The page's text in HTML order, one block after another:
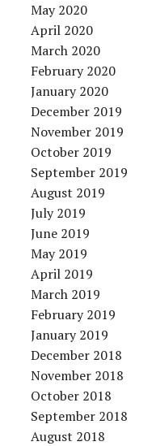
May 2020
April 2020
March 2020
February 2020
January 2020
December 2019
November 2019
October 2019
September 2019
August 2019
July 2019
June 2019
May 2019
April 2019
March 2019
February 2019
January 2019
December 2018
November 2018
October 2018
September 2018
August 2018